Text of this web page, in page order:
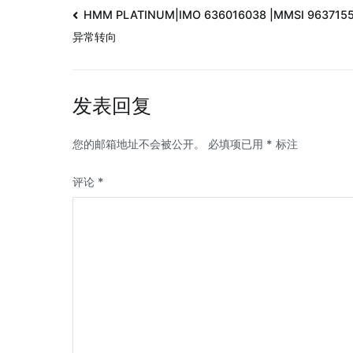
HMM PLATINUM|IMO 636016038 |MMSI
异常转向
发表回复
您的邮箱地址不会被公开。 必填项已用 * 标注
评论 *